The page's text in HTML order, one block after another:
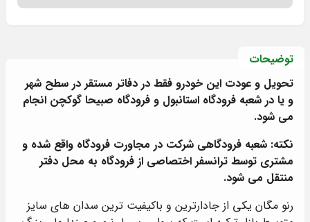
توضیحات
تحویل و عودت این خودرو فقط در دفاتر مستقر در سطح شهر
و یا در شعبه فرودگاه استانبول و فرودگاه صبیحا گوکچن انجام
می شود.
نکته: شعبه فرودگاهی شرکت در مجاورت فرودگاه واقع شده و
مشتری توسط ترانسفر اختصاصی از فرودگاه به محل دفتر
منتقل می شود.
رنو مگان یکی از جادارترین و باکیفیت ترین سدان های سایز